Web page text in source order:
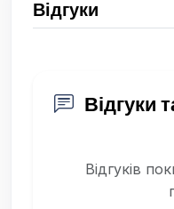
Відгуки
Відгуки
Відгуків